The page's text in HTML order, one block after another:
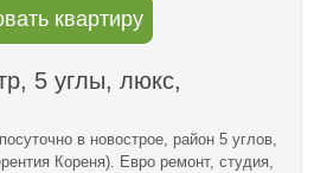
квартиру
5 углы, люкс,
в новострое, район 5 углов,
Кореня). Евро ремонт, студия,